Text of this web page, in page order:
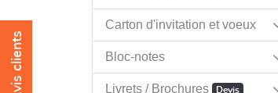
Carton d'invitation et voeux
Bloc-notes
Livrets / Brochures Devis
Avis clients